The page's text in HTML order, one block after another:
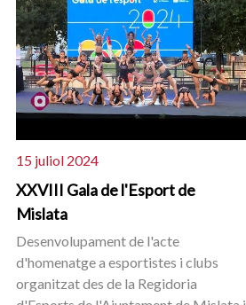
15 juliol 2024
XXVIII Gala de l'Esport de
Mislata
Desenvolupament de l'acte
d'homenatge a esportistes i clubs
organitzat des de la Regidoria